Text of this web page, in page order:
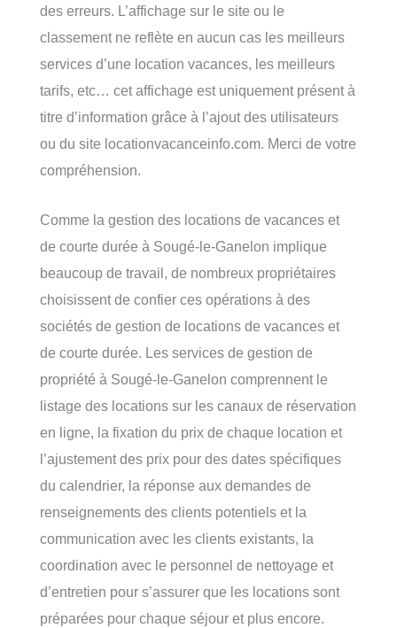
des erreurs. L’affichage sur le site ou le
classement ne reflète en aucun cas les meilleurs
services d’une location vacances, les meilleurs
tarifs, etc… cet affichage est uniquement présent à
titre d’information grâce à l’ajout des utilisateurs
ou du site locationvacanceinfo.com. Merci de votre
compréhension.
Comme la gestion des locations de vacances et
de courte durée à Sougé-le-Ganelon implique
beaucoup de travail, de nombreux propriétaires
choisissent de confier ces opérations à des
sociétés de gestion de locations de vacances et
de courte durée. Les services de gestion de
propriété à Sougé-le-Ganelon comprennent le
listage des locations sur les canaux de réservation
en ligne, la fixation du prix de chaque location et
l’ajustement des prix pour des dates spécifiques
du calendrier, la réponse aux demandes de
renseignements des clients potentiels et la
communication avec les clients existants, la
coordination avec le personnel de nettoyage et
d’entretien pour s’assurer que les locations sont
préparées pour chaque séjour et plus encore.